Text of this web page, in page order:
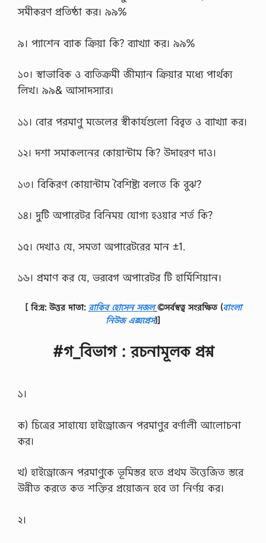
সমীকরণ প্রতিষ্ঠা কর। ৯৯%
৯। প্যাশেন ব্যাক ক্রিয়া কি? ব্যাখ্যা কর। ৯৯%
১০। স্বাভাবিক ও ব্যতিক্রমী জীম্যান ক্রিয়ার মধ্যে পার্থক্য
লিখ। ৯৯& আসাদস্যার।
১১। বোর পরমাণু মডেলের স্বীকার্যগুলো বিবৃত ও ব্যাখ্যা কর।
১২। দশা সমাকলনের কোয়ান্টাম কি? উদাহরণ দাও।
১৩। বিকিরণ কোয়ান্টাম বৈশিষ্ট্য বলতে কি বুঝ?
১৪। দুটি অপারেটর বিনিময় যোগ্য হওয়ার শর্ত কি?
১৫। দেখাও যে, সমতা অপারেটরের মান ±1.
১৬। প্রমাণ কর যে, ভরবেগ অপারেটর টি হার্মিশিয়ান।
[ বি:দ্র: উত্তর দাতা: রাকিব হোসেন সজল ©সর্বস্বত্ব সংরক্ষিত (বাংলা
নিউজ এক্সপ্রেস)]
#গ_বিভাগ : রচনামূলক প্রশ্ন
১।
ক) চিত্রের সাহায্যে হাইড্রোজেন পরমাণুর বর্ণালী আলোচনা
কর।
খ) হাইড্রোজেন পরমাণুকে ভূমিস্তর হতে প্রথম উত্তেজিত স্তরে
উন্নীত করতে কত শক্তির প্রয়োজন হবে তা নির্ণয় কর।
২।